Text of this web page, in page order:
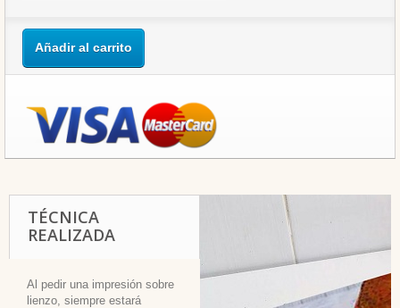
Añadir al carrito
TÉCNICA
REALIZADA
Al pedir una impresión sobre
lienzo, siempre estará